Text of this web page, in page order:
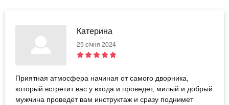
Катерина
25 січня 2024
Приятная атмосфера начиная от самого дворника,
который встретит вас у входа и проведет, милый и добрый
мужчина проведет вам инструктаж и сразу поднимет